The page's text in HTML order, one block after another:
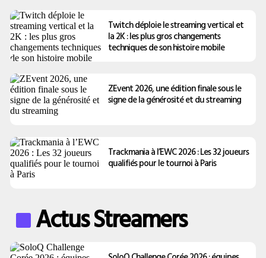
Twitch déploie le streaming vertical et
la 2K : les plus gros changements
techniques de son histoire mobile
ZEvent 2026, une édition finale sous le
signe de la générosité et du streaming
Trackmania à l’EWC 2026 : Les 32 joueurs
qualifiés pour le tournoi à Paris
Actus Streamers